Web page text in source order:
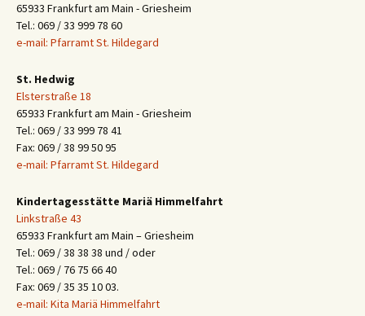
65933 Frankfurt am Main - Griesheim
Tel.: 069 / 33 999 78 60
e-mail: Pfarramt St. Hildegard
St. Hedwig
Elsterstraße 18
65933 Frankfurt am Main - Griesheim
Tel.: 069 / 33 999 78 41
Fax: 069 / 38 99 50 95
e-mail: Pfarramt St. Hildegard
Kindertagesstätte Mariä Himmelfahrt
Linkstraße 43
65933 Frankfurt am Main – Griesheim
Tel.: 069 / 38 38 38 und / oder
Tel.: 069 / 76 75 66 40
Fax: 069 / 35 35 10 03.
e-mail: Kita Mariä Himmelfahrt